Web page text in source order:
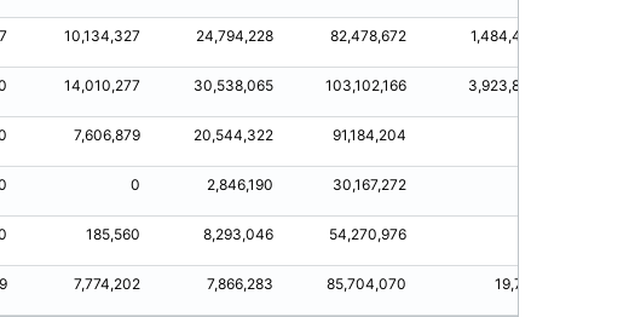
10,134,327 24,794,228 82,478,672 1,484,437
14,010,277 30,538,065 103,102,166 3,923,830
7,606,879 20,544,322 91,184,204
0 2,846,190 30,167,272
185,560 8,293,046 54,270,976
7,774,202 7,866,283 85,704,070 19,779